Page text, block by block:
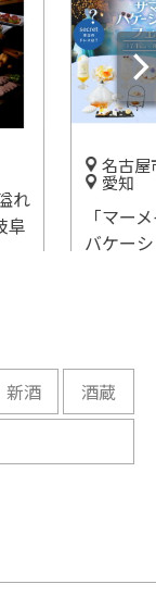
れ
阜
名古屋
愛知
「マー
バケー
新酒
酒蔵